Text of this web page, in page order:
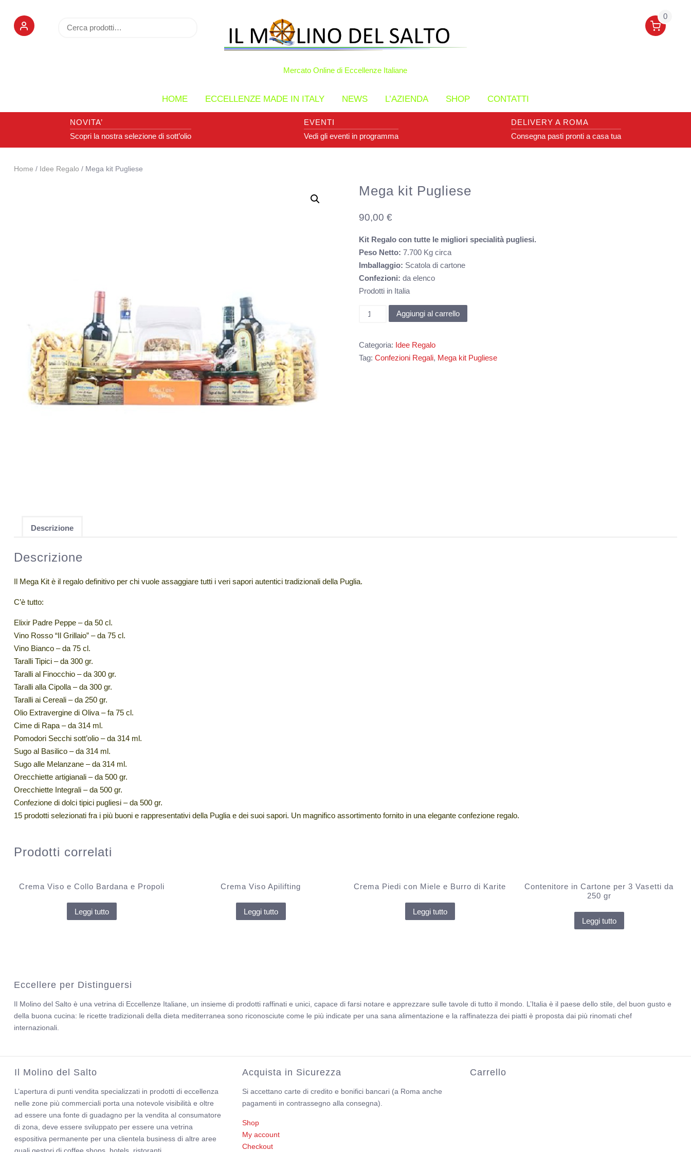
Cerca:
0
Mercato Online di Eccellenze Italiane
HOME ECCELLENZE MADE IN ITALY NEWS L’AZIENDA SHOP CONTATTI
NOVITA’
Scopri la nostra selezione di sott’olio
EVENTI
Vedi gli eventi in programma
DELIVERY A ROMA
Consegna pasti pronti a casa tua
Home / Idee Regalo / Mega kit Pugliese
Mega kit Pugliese
90,00 €
Kit Regalo con tutte le migliori specialità pugliesi.
Peso Netto: 7.700 Kg circa
Imballaggio: Scatola di cartone
Confezioni: da elenco
Prodotti in Italia
Mega
quantità
Aggiungi al carrello
Categoria: Idee Regalo
Tag: Confezioni Regali, Mega kit Pugliese
Descrizione
Descrizione
Il Mega Kit è il regalo definitivo per chi vuole assaggiare tutti i veri sapori autentici tradizionali della Puglia.
C’è tutto:
Elixir Padre Peppe – da 50 cl.
Vino Rosso “Il Grillaio” – da 75 cl.
Vino Bianco – da 75 cl.
Taralli Tipici – da 300 gr.
Taralli al Finocchio – da 300 gr.
Taralli alla Cipolla – da 300 gr.
Taralli ai Cereali – da 250 gr.
Olio Extravergine di Oliva – fa 75 cl.
Cime di Rapa – da 314 ml.
Pomodori Secchi sott’olio – da 314 ml.
Sugo al Basilico – da 314 ml.
Sugo alle Melanzane – da 314 ml.
Orecchiette artigianali – da 500 gr.
Orecchiette Integrali – da 500 gr.
Confezione di dolci tipici pugliesi – da 500 gr.
15 prodotti selezionati fra i più buoni e rappresentativi della Puglia e dei suoi sapori. Un magnifico assortimento fornito in una elegante confezione regalo.
Prodotti correlati
Crema Viso e Collo Bardana e Propoli
Leggi tutto
Crema Viso Apilifting
Leggi tutto
Crema Piedi con Miele e Burro di Karite
Leggi tutto
Contenitore in Cartone per 3 Vasetti da
250 gr
Leggi tutto
Eccellere per Distinguersi
Il Molino del Salto è una vetrina di Eccellenze Italiane, un insieme di prodotti raffinati e unici, capace di farsi notare e apprezzare sulle tavole di tutto il mondo. L’Italia è il paese dello stile, del buon gusto e
della buona cucina: le ricette tradizionali della dieta mediterranea sono riconosciute come le più indicate per una sana alimentazione e la raffinatezza dei piatti è proposta dai più rinomati chef
internazionali.
Il Molino del Salto
L’apertura di punti vendita specializzati in prodotti di eccellenza
nelle zone più commerciali porta una notevole visibilità e oltre
ad essere una fonte di guadagno per la vendita al consumatore
di zona, deve essere sviluppato per essere una vetrina
espositiva permanente per una clientela business di altre aree
quali gestori di coffee shops, hotels, ristoranti.
Acquista in Sicurezza
Si accettano carte di credito e bonifici bancari (a Roma anche
pagamenti in contrassegno alla consegna).
Shop
My account
Checkout
Carrello